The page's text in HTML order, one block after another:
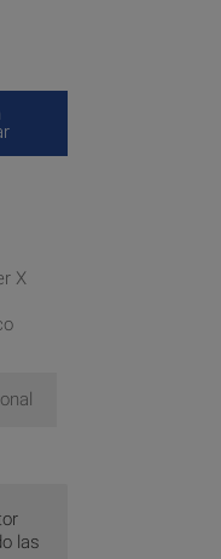
X
las